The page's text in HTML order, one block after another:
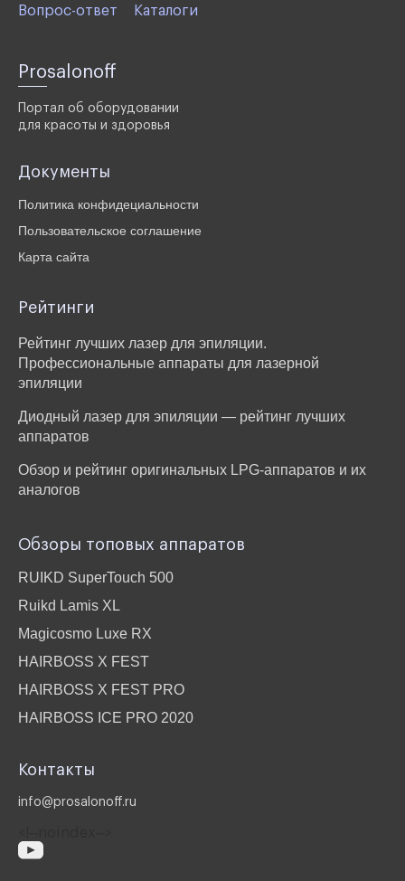
Вопрос-ответ
Каталоги
Prosalonoff
Портал об оборудовании
для красоты и здоровья
Документы
Политика конфидециальности
Пользовательское соглашение
Карта сайта
Рейтинги
Рейтинг лучших лазер для эпиляции.
Профессиональные аппараты для лазерной
эпиляции
Диодный лазер для эпиляции — рейтинг лучших
аппаратов
Обзор и рейтинг оригинальных LPG-аппаратов и их
аналогов
Обзоры топовых аппаратов
RUIKD SuperTouch 500
Ruikd Lamis XL
Magicosmo Luxe RX
HAIRBOSS X FEST
HAIRBOSS X FEST PRO
HAIRBOSS ICE PRO 2020
Контакты
info@prosalonoff.ru